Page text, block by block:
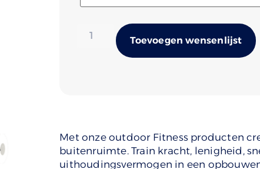
Toevoegen wensenlijst
Met onze outdoor Fitness producten
buitenruimte. Train kracht, lenigheid,
uithoudingsvermogen in een